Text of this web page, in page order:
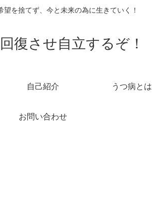
望を捨てず、今と未来の為に生きていく！
復させ自立するぞ！
自己紹介 うつ病とは
お問い合わせ